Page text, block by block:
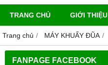
TRANG CHỦ GIỚI THIỆU
Trang chủ MÁY KHUẤY ĐŨA
FANPAGE FACEBOOK